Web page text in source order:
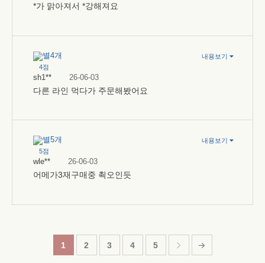
*가 맑아져서 *강해져요
4점
sh1** 26-06-03
내용보기
다른 라인 먹다가 주문해봤어요
5점
wle** 26-06-03
내용보기
어메가3재구매중 쵝오인듯
1 2 3 4 5